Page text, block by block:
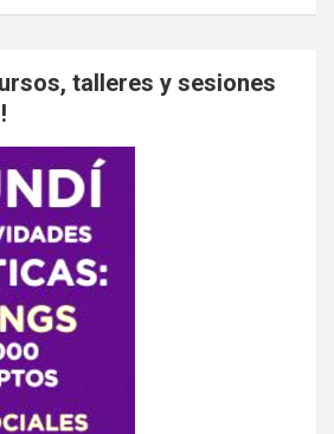
talleres y sesiones